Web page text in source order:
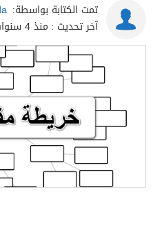
تمت الكتابة بواسطة:
آخر تحديث : منذ 4 سنوات